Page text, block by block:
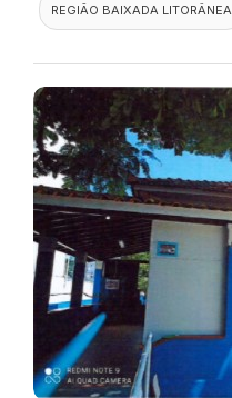
REGIÃO BAIXADA LITORÂNEA